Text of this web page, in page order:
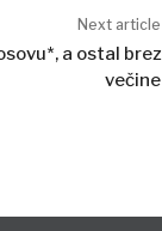
Next article
a ostal brez
večine